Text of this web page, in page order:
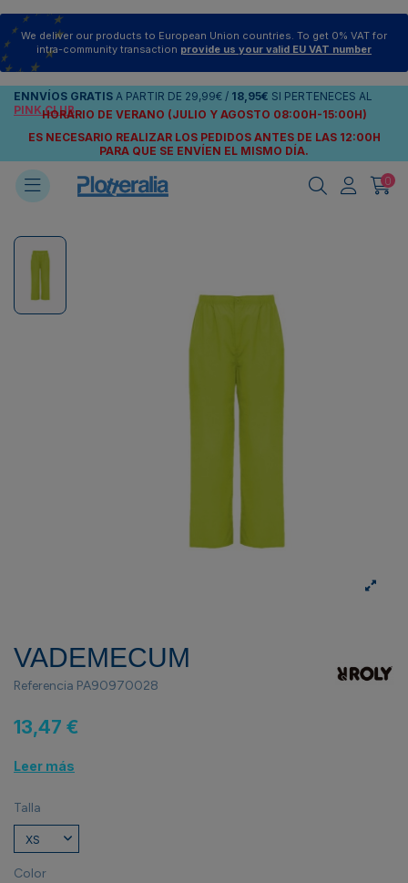
We deliver our products to European Union countries. To get 0% VAT for
intra-community transaction provide us your valid EU VAT number
ENNVÍOS GRATIS A PARTIR DE 29,99€ / 18,95€ SI PERTENECES AL
PINK CLUB
HORARIO DE VERANO (JULIO Y AGOSTO 08:00H-15:00H)
ES NECESARIO REALIZAR LOS PEDIDOS ANTES DE LAS 12:00H
PARA QUE SE ENVÍEN EL MISMO DÍA.
0
VADEMECUM
Referencia PA90970028
13,47 €
Leer más
Talla
Color